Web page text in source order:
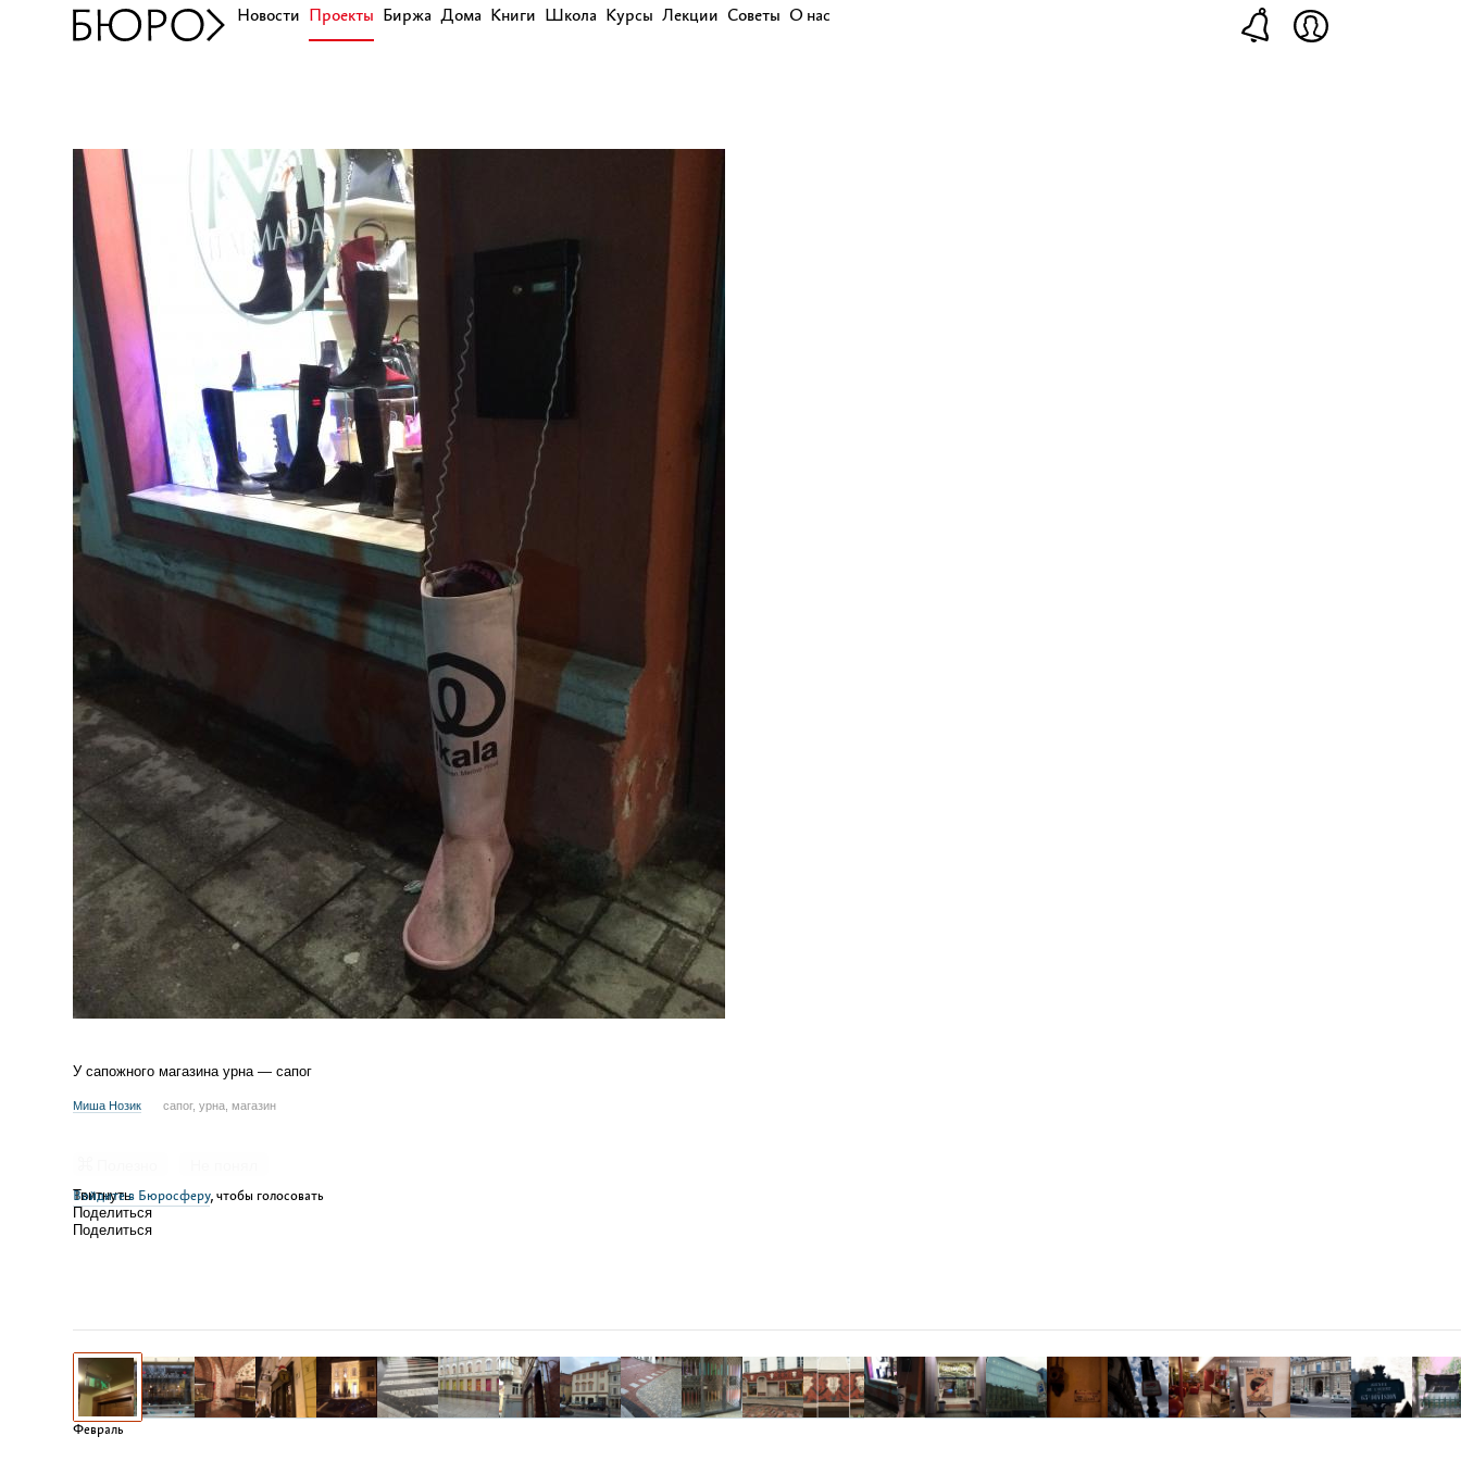
Новости Проекты Биржа Дома Книги Школа Курсы Лекции Советы О нас
У сапожного магазина урна — сапог
Миша Нозик сапог, урна, магазин
Войдите в Бюросферу, чтобы голосовать
Твитнуть
Поделиться
Поделиться
Февраль